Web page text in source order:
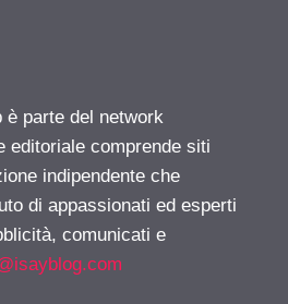
parte del network
editoriale comprende siti
indipendente che
di appassionati ed esperti
comunicati e